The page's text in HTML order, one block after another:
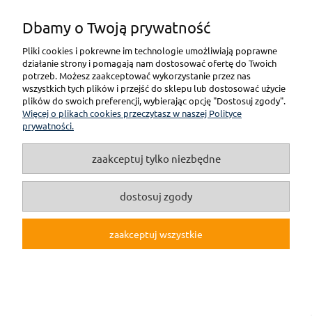
pokaż pełną wersję strony
(c)2019 Internetowy Sklep Modelarski online F3M.pl
Sklep internetowy Shoper.pl
Dbamy o Twoją prywatność
Pliki cookies i pokrewne im technologie umożliwiają poprawne
działanie strony i pomagają nam dostosować ofertę do Twoich
potrzeb. Możesz zaakceptować wykorzystanie przez nas
wszystkich tych plików i przejść do sklepu lub dostosować użycie
plików do swoich preferencji, wybierając opcję "Dostosuj zgody".
Więcej o plikach cookies przeczytasz w naszej Polityce
prywatności.
zaakceptuj tylko niezbędne
dostosuj zgody
zaakceptuj wszystkie